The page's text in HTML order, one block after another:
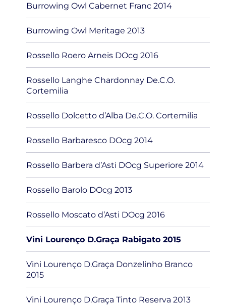
Burrowing Owl Cabernet Franc 2014
Burrowing Owl Meritage 2013
Rossello Roero Arneis DOcg 2016
Rossello Langhe Chardonnay De.C.O.
Cortemilia
Rossello Dolcetto d’Alba De.C.O. Cortemilia
Rossello Barbaresco DOcg 2014
Rossello Barbera d’Asti DOcg Superiore 2014
Rossello Barolo DOcg 2013
Rossello Moscato d’Asti DOcg 2016
Vini Lourenço D.Graça Rabigato 2015
Vini Lourenço D.Graça Donzelinho Branco
2015
Vini Lourenço D.Graça Tinto Reserva 2013